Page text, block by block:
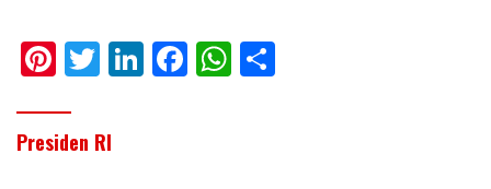
Pi
er
e
T
itt
er
Li F W
Presiden RI